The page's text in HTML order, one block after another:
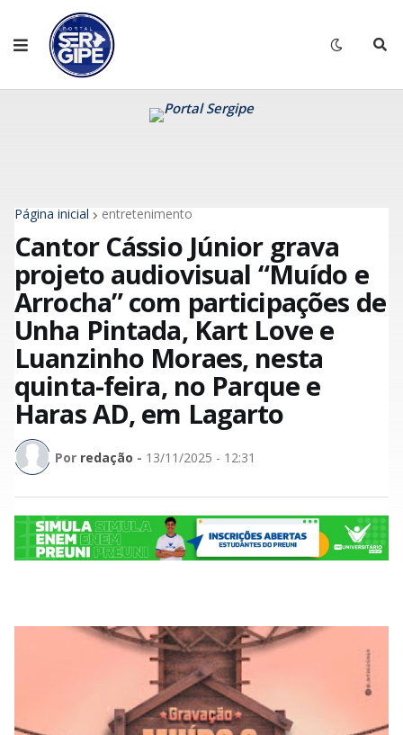
Página inicial entretenimento
Cantor Cássio Júnior grava
projeto audiovisual “Muído e
Arrocha” com participações de
Unha Pintada, Kart Love e
Luanzinho Moraes, nesta
quinta-feira, no Parque e
Haras AD, em Lagarto
Por redação - 13/11/2025 - 12:31